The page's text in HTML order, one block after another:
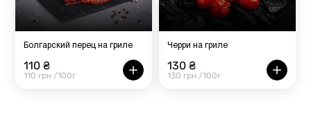
Болгарский перец на гриле
110 ₴
110 грн /100г
Черри на гриле
130 ₴
130 грн /100г